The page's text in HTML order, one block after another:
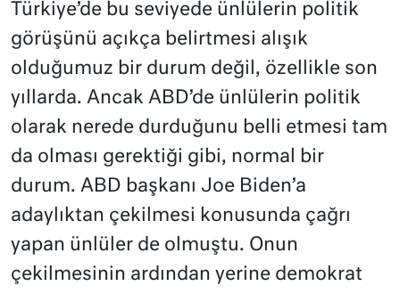
Türkiye’de bu seviyede ünlülerin politik
görüşünü açıkça belirtmesi alışık
olduğumuz bir durum değil, özellikle son
yıllarda. Ancak ABD’de ünlülerin politik
olarak nerede durduğunu belli etmesi tam
da olması gerektiği gibi, normal bir
durum. ABD başkanı Joe Biden’a
adaylıktan çekilmesi konusunda çağrı
yapan ünlüler de olmuştu. Onun
çekilmesinin ardından yerine demokrat